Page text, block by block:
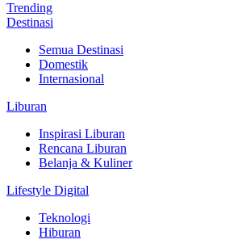
Trending
Destinasi
Semua Destinasi
Domestik
Internasional
Liburan
Inspirasi Liburan
Rencana Liburan
Belanja & Kuliner
Lifestyle Digital
Teknologi
Hiburan